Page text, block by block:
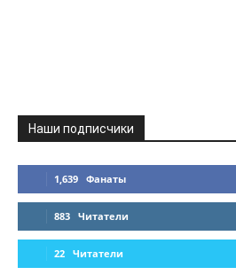
Наши подписчики
1,639 Фанаты
883 Читатели
22 Читатели